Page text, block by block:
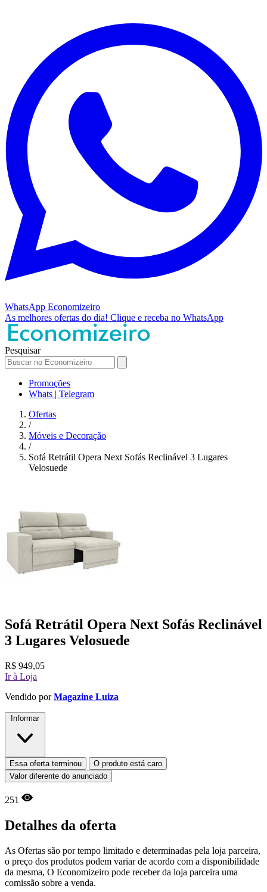
WhatsApp Economizeiro
As melhores ofertas do dia! Clique e receba no WhatsApp
Pesquisar
Promoções
Whats | Telegram
Ofertas
/
Móveis e Decoração
/
Sofá Retrátil Opera Next Sofás Reclinável 3 Lugares
Velosuede
Sofá Retrátil Opera Next Sofás Reclinável
3 Lugares Velosuede
R$ 949,05
Ir à Loja
Vendido porMagazine Luiza
Informar
Essa oferta terminou
O produto está caro
Valor diferente do anunciado
251
Detalhes da oferta
As Ofertas são por tempo limitado e determinadas pela loja parceira,
o preço dos produtos podem variar de acordo com a disponibilidade
da mesma, O Economizeiro pode receber da loja parceira uma
comissão sobre a venda.